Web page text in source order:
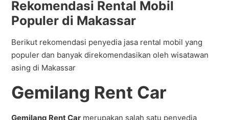
Rekomendasi Rental Mobil
Populer di Makassar
Berikut rekomendasi penyedia jasa rental mobil yang
populer dan banyak direkomendasikan oleh wisatawan
asing di Makassar
Gemilang Rent Car
Gemilang Rent Car merupakan salah satu penyedia